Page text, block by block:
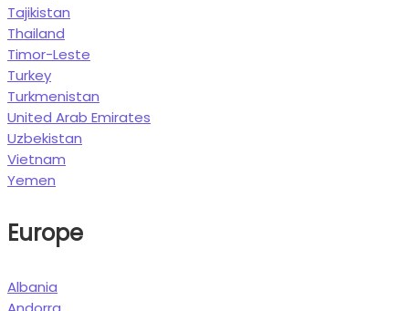
Tajikistan
Thailand
Timor-Leste
Turkey
Turkmenistan
United Arab Emirates
Uzbekistan
Vietnam
Yemen
Europe
Albania